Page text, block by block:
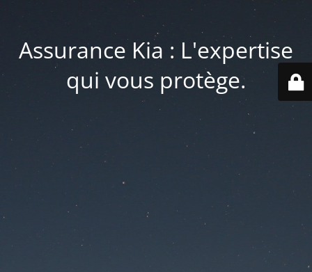
Assurance Kia : L'expertise
qui vous protège.